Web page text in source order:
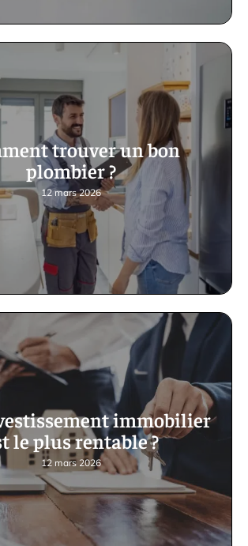
trouver un bon
plombier ?
12 mars 2026
immobilier
le plus rentable ?
12 mars 2026